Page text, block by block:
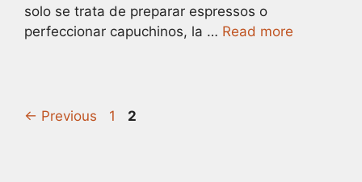
solo se trata de preparar espressos o
perfeccionar capuchinos, la … Read more
← Previous Page
1 Page
2